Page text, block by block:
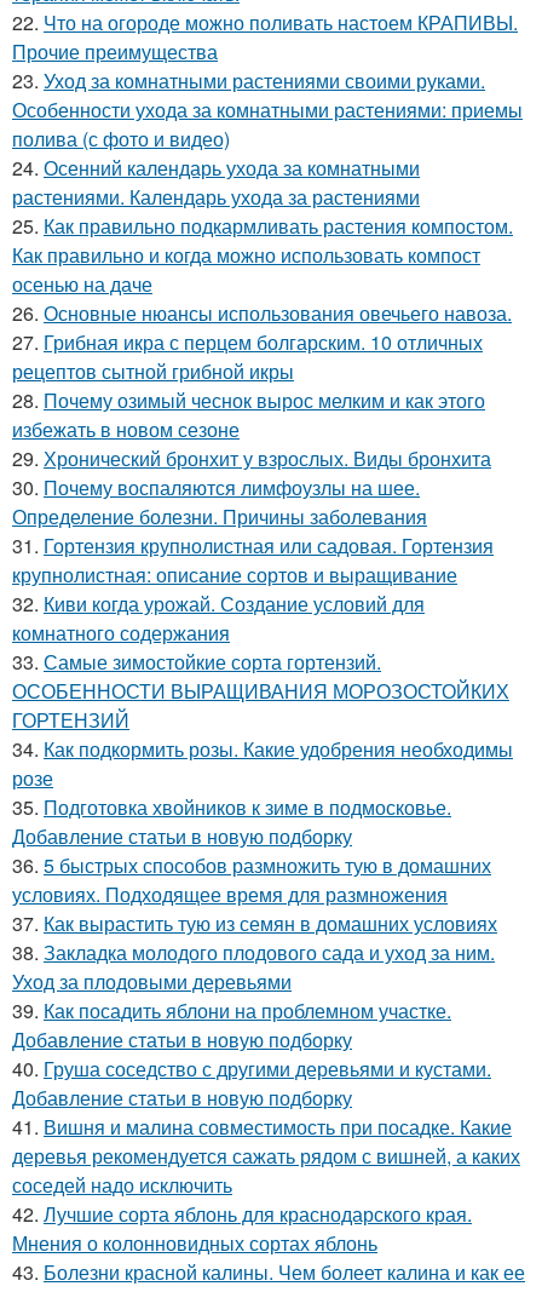
22. Что на огороде можно поливать настоем КРАПИВЫ.
Прочие преимущества
23. Уход за комнатными растениями своими руками.
Особенности ухода за комнатными растениями: приемы
полива (с фото и видео)
24. Осенний календарь ухода за комнатными
растениями. Календарь ухода за растениями
25. Как правильно подкармливать растения компостом.
Как правильно и когда можно использовать компост
осенью на даче
26. Основные нюансы использования овечьего навоза.
27. Грибная икра с перцем болгарским. 10 отличных
рецептов сытной грибной икры
28. Почему озимый чеснок вырос мелким и как этого
избежать в новом сезоне
29. Хронический бронхит у взрослых. Виды бронхита
30. Почему воспаляются лимфоузлы на шее.
Определение болезни. Причины заболевания
31. Гортензия крупнолистная или садовая. Гортензия
крупнолистная: описание сортов и выращивание
32. Киви когда урожай. Создание условий для
комнатного содержания
33. Самые зимостойкие сорта гортензий.
ОСОБЕННОСТИ ВЫРАЩИВАНИЯ МОРОЗОСТОЙКИХ
ГОРТЕНЗИЙ
34. Как подкормить розы. Какие удобрения необходимы
розе
35. Подготовка хвойников к зиме в подмосковье.
Добавление статьи в новую подборку
36. 5 быстрых способов размножить тую в домашних
условиях. Подходящее время для размножения
37. Как вырастить тую из семян в домашних условиях
38. Закладка молодого плодового сада и уход за ним.
Уход за плодовыми деревьями
39. Как посадить яблони на проблемном участке.
Добавление статьи в новую подборку
40. Груша соседство с другими деревьями и кустами.
Добавление статьи в новую подборку
41. Вишня и малина совместимость при посадке. Какие
деревья рекомендуется сажать рядом с вишней, а каких
соседей надо исключить
42. Лучшие сорта яблонь для краснодарского края.
Мнения о колонновидных сортах яблонь
43. Болезни красной калины. Чем болеет калина и как ее